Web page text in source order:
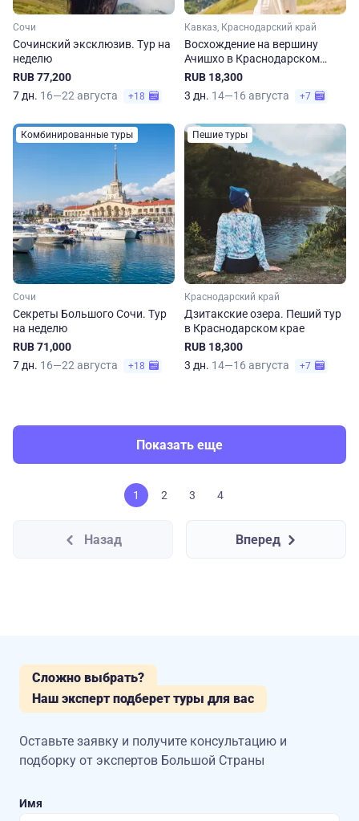
Сочи
Сочинский эксклюзив. Тур на
неделю
RUB 77,200
7 дн. 16—22 августа +18
Кавказ, Краснодарский край
Восхождение на вершину
Ачишхо в Краснодарском
крае
RUB 18,300
3 дн. 14—16 августа +7
Комбинированные туры
Сочи
Секреты Большого Сочи. Тур
на неделю
RUB 71,000
7 дн. 16—22 августа +18
Пешие туры
Краснодарский край
Дзитакские озера. Пеший тур
в Краснодарском крае
RUB 18,300
3 дн. 14—16 августа +7
Показать еще
1 2 3 4
Назад Вперед
Сложно выбрать?
Наш эксперт подберет туры для вас
Оставьте заявку и получите консультацию и
подборку от экспертов Большой Страны
Имя